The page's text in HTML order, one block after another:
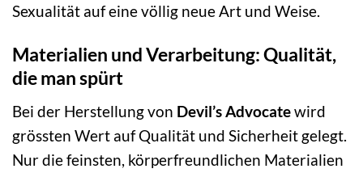
Sexualität auf eine völlig neue Art und Weise.
Materialien und Verarbeitung: Qualität,
die man spürt
Bei der Herstellung von Devil’s Advocatewird
grössten Wert auf Qualität und Sicherheit gelegt.
Nur die feinsten, körperfreundlichen Materialien